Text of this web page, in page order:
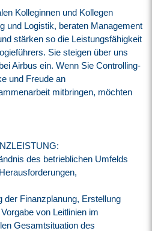
Kolleginnen und Kollegen
und Logistik, beraten Management
stärken so die Leistungsfähigkeit
Sie steigen über uns
Airbus ein. Wenn Sie Controlling-
und Freude an
mitbringen, möchten
des betrieblichen Umfelds
der Finanzplanung, Erstellung
von Leitlinien im
Gesamtsituation des